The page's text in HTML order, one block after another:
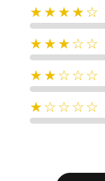
★★★★☆
★★★☆☆
★★☆☆☆
★☆☆☆☆